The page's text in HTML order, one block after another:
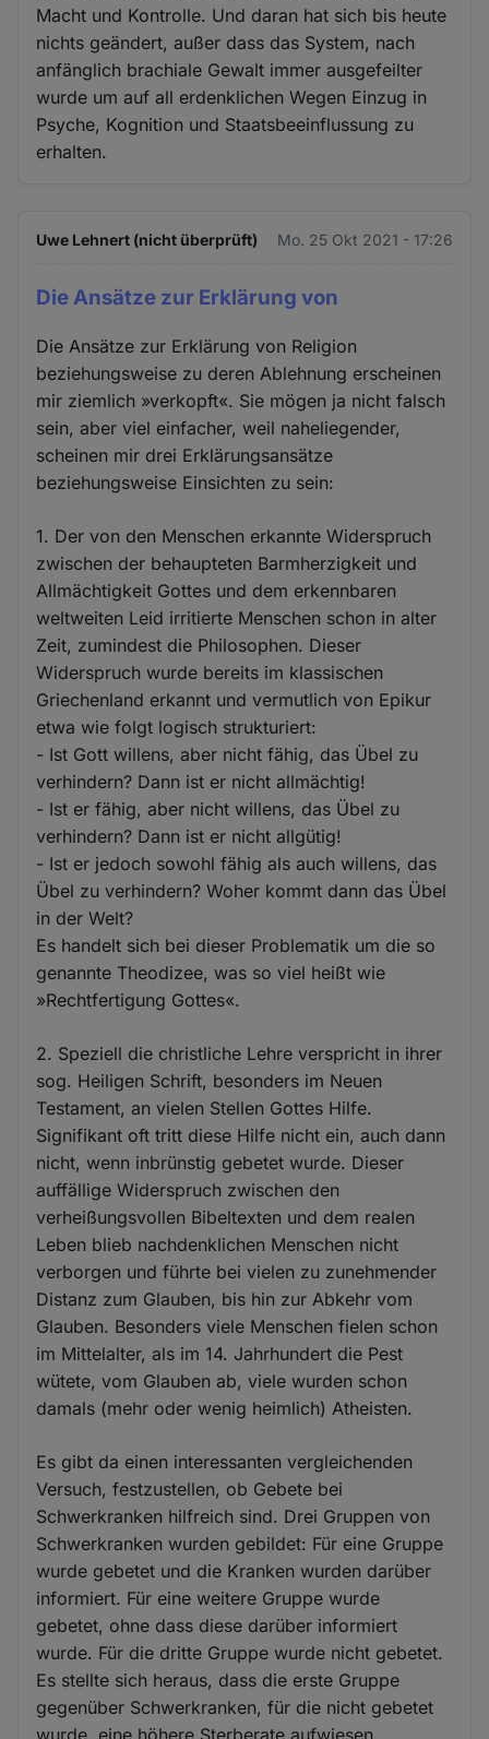
Macht und Kontrolle. Und daran hat sich bis heute
nichts geändert, außer dass das System, nach
anfänglich brachiale Gewalt immer ausgefeilter
wurde um auf all erdenklichen Wegen Einzug in
Psyche, Kognition und Staatsbeeinflussung zu
erhalten.
Uwe Lehnert (nicht überprüft) Mo. 25 Okt 2021 - 17:26
Die Ansätze zur Erklärung von
Die Ansätze zur Erklärung von Religion
beziehungsweise zu deren Ablehnung erscheinen
mir ziemlich »verkopft«. Sie mögen ja nicht falsch
sein, aber viel einfacher, weil naheliegender,
scheinen mir drei Erklärungsansätze
beziehungsweise Einsichten zu sein:
1. Der von den Menschen erkannte Widerspruch
zwischen der behaupteten Barmherzigkeit und
Allmächtigkeit Gottes und dem erkennbaren
weltweiten Leid irritierte Menschen schon in alter
Zeit, zumindest die Philosophen. Dieser
Widerspruch wurde bereits im klassischen
Griechenland erkannt und vermutlich von Epikur
etwa wie folgt logisch strukturiert:
- Ist Gott willens, aber nicht fähig, das Übel zu
verhindern? Dann ist er nicht allmächtig!
- Ist er fähig, aber nicht willens, das Übel zu
verhindern? Dann ist er nicht allgütig!
- Ist er jedoch sowohl fähig als auch willens, das
Übel zu verhindern? Woher kommt dann das Übel
in der Welt?
Es handelt sich bei dieser Problematik um die so
genannte Theodizee, was so viel heißt wie
»Rechtfertigung Gottes«.
2. Speziell die christliche Lehre verspricht in ihrer
sog. Heiligen Schrift, besonders im Neuen
Testament, an vielen Stellen Gottes Hilfe.
Signifikant oft tritt diese Hilfe nicht ein, auch dann
nicht, wenn inbrünstig gebetet wurde. Dieser
auffällige Widerspruch zwischen den
verheißungsvollen Bibeltexten und dem realen
Leben blieb nachdenklichen Menschen nicht
verborgen und führte bei vielen zu zunehmender
Distanz zum Glauben, bis hin zur Abkehr vom
Glauben. Besonders viele Menschen fielen schon
im Mittelalter, als im 14. Jahrhundert die Pest
wütete, vom Glauben ab, viele wurden schon
damals (mehr oder wenig heimlich) Atheisten.
Es gibt da einen interessanten vergleichenden
Versuch, festzustellen, ob Gebete bei
Schwerkranken hilfreich sind. Drei Gruppen von
Schwerkranken wurden gebildet: Für eine Gruppe
wurde gebetet und die Kranken wurden darüber
informiert. Für eine weitere Gruppe wurde
gebetet, ohne dass diese darüber informiert
wurde. Für die dritte Gruppe wurde nicht gebetet.
Es stellte sich heraus, dass die erste Gruppe
gegenüber Schwerkranken, für die nicht gebetet